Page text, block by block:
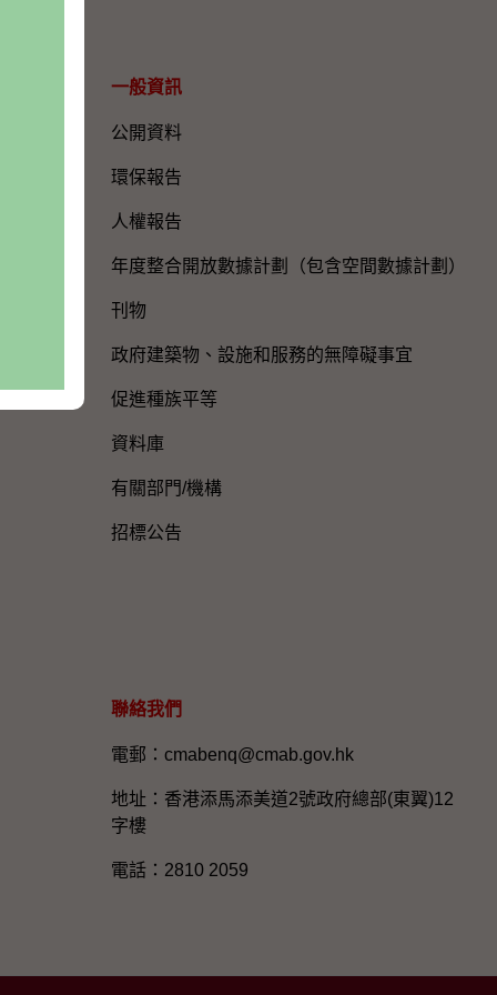
一般資訊​
公開資料
環保報告
人權報告
年度整合開放數據計劃（包含空間數據計劃）
刊物
政府建築物、設施和服務的無障礙事宜
促進種族平等
資料庫
有關部門/機構
招標公告
聯絡我們
電郵：cmabenq@cmab.gov.hk​
地址：香港添馬添美道2號政府總部(東翼)12
字樓
電話：2810 2059